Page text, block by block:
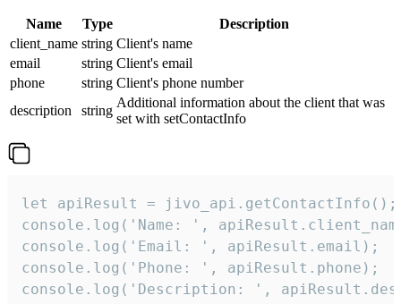
Name Type
Description
client_name string Client's name
email
string Client's email
phone
string Client's phone number
description
string
Additional information about the client that was
set with setContactInfo
let apiResult = jivo_api.getContactInfo();
console.log('Name: ',
console.log('Email: ', apiResult.email);
console.log('Phone: ', apiResult.phone);
console.log('Description: ',